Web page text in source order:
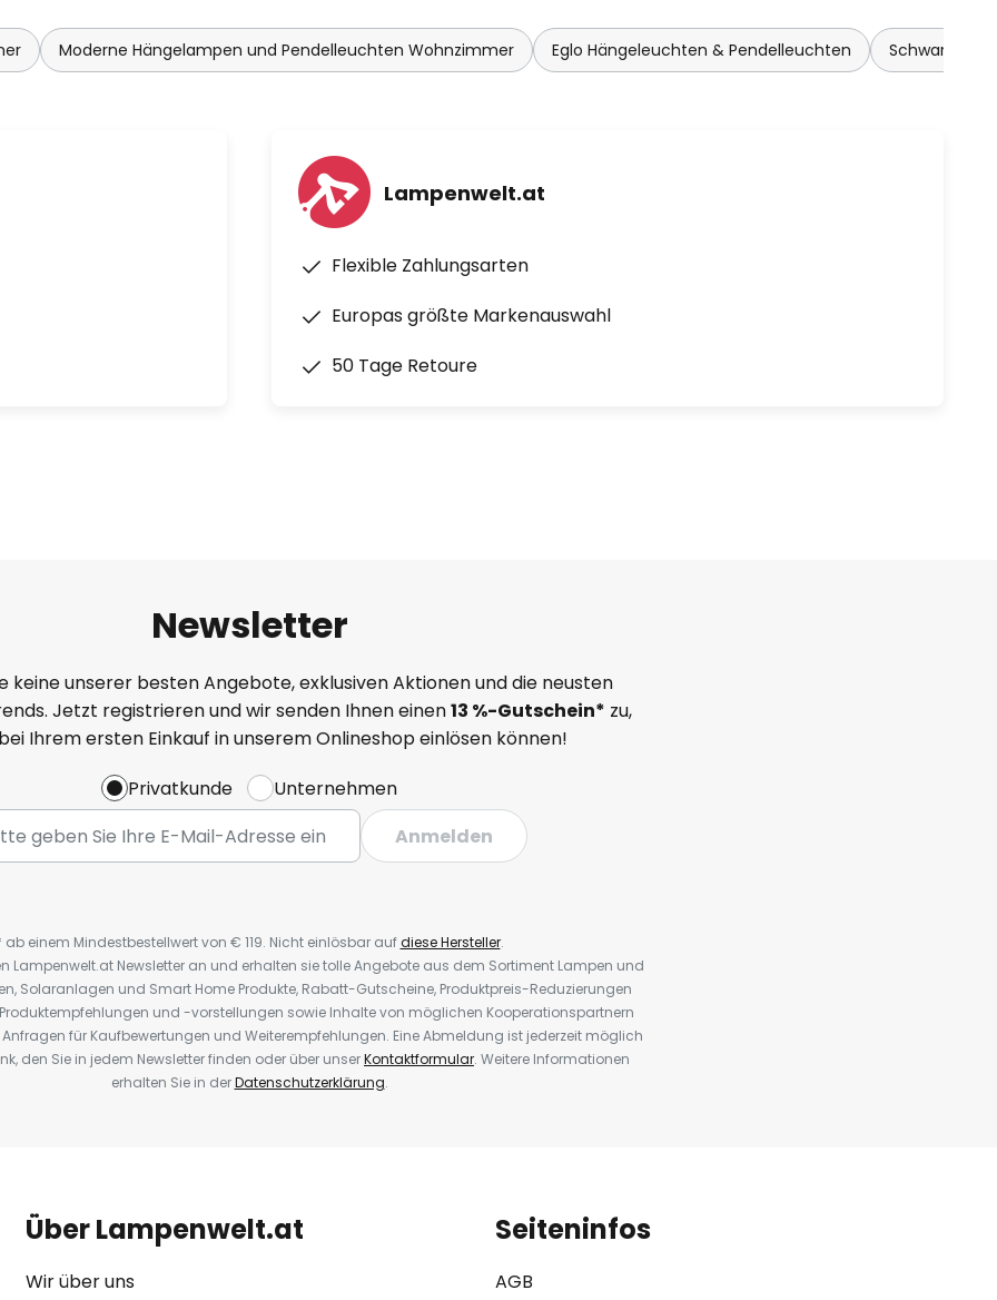
Moderne Hängelampen und Pendelleuchten Wohnzimmer Eglo Hängeleuchten & Pendelleuchten Schwarze
Lampenwelt.at
Flexible Zahlungsarten
Europas größte Markenauswahl
50 Tage Retoure
Newsletter
keine unserer besten Angebote, exklusiven Aktionen und die neusten
Jetzt registrieren und wir senden Ihnen einen13 %-Gutschein* zu,
Ihrem ersten Einkauf in unserem Onlineshop einlösen können!
Privatkunde
Unternehmen
Anmelden
ab einem Mindestbestellwert von € 119. Nicht einlösbar aufdiese Hersteller.
Lampenwelt.at Newsletter an und erhalten sie tolle Angebote aus dem Sortiment Lampen und
Solaranlagen und Smart Home Produkte, Rabatt-Gutscheine, Produktpreis-Reduzierungen
und -vorstellungen sowie Inhalte von möglichen Kooperationspartnern
für Kaufbewertungen und Weiterempfehlungen. Eine Abmeldung ist jederzeit möglich
den Sie in jedem Newsletter finden oder über unserKontaktformular. Weitere Informationen
erhalten Sie in derDatenschutzerklärung.
Über Lampenwelt.at
Wir über uns
Seiteninfos
AGB